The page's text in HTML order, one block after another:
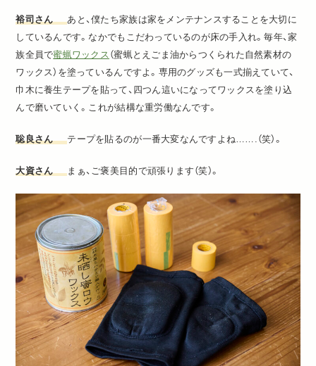
裕司さん
あと、僕たち家族は家をメンテナンスすることを大切に
しているんです。なかでもこだわっているのが床の手入れ。毎年、家
族全員で蜜蝋ワックス （蜜蝋とえごま油からつくられた自然素材の
ワックス）を塗っているんですよ。専用のグッズも一式揃えていて、
巾木に養生テープを貼って、四つん這いになってワックスを塗り込
んで磨いていく。これが結構な重労働なんです。
聡良さん テープを貼るのが一番大変なんですよね……. （笑） 。
大資さん まぁ、ご褒美目的で頑張ります（笑）。